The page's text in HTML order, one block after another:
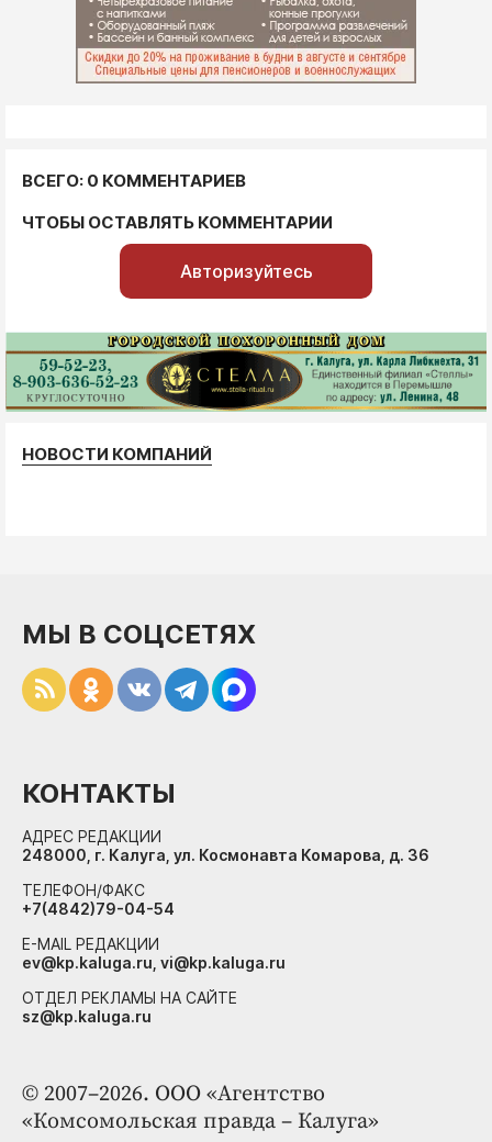
ВСЕГО: 0 КОММЕНТАРИЕВ
ЧТОБЫ ОСТАВЛЯТЬ КОММЕНТАРИИ
Авторизуйтесь
НОВОСТИ КОМПАНИЙ
© 2007–2026. ООО «Агентство
«Комсомольская правда – Калуга»
МЫ В СОЦСЕТЯХ
КОНТАКТЫ
АДРЕС РЕДАКЦИИ
248000, г. Калуга, ул. Космонавта Комарова, д. 36
ТЕЛЕФОН/ФАКС
+7(4842)79-04-54
E-MAIL РЕДАКЦИИ
ev@kp.kaluga.ru, vi@kp.kaluga.ru
ОТДЕЛ РЕКЛАМЫ НА САЙТЕ
sz@kp.kaluga.ru